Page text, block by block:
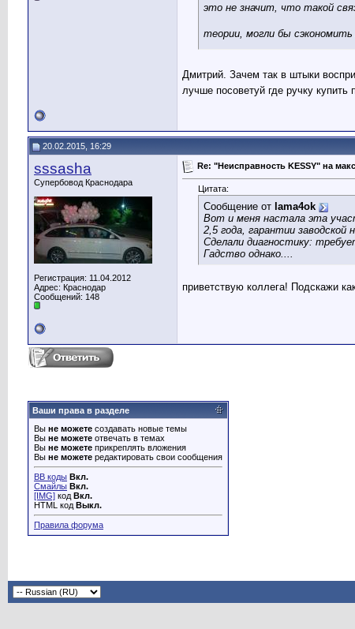
это не значит, что такой
теории, могли бы
Дмитрий. Зачем так в штыки
лучше посоветуй где ручку
20.02.2015, 16:29
sssasha
Супербовод Краснодара
Регистрация: 11.04.2012
Адрес: Краснодар
Сообщений: 148
Re: "Неисправность KESSY" на
Цитата:
Сообщение от lama4ok
Вот и меня настала эта
2,5 года, гарантии
Сделали диагностику:
Гадство однако....
приветствую коллега! Подскажи
Ваши права в разделе
Вы не можете создавать новые темы
Вы не можете отвечать в темах
Вы не можете прикреплять вложения
Вы не можете редактировать свои сообщения
BB коды Вкл.
Смайлы Вкл.
[IMG] код Вкл.
HTML код Выкл.
Правила форума